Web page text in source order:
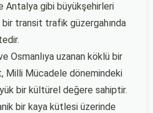
Antalya gibi büyükşehirleri
transit trafik güzergahında
Osmanlıya uzanan köklü bir
Milli Mücadele dönemindeki
bir kültürel değere sahiptir.
bir kaya kütlesi üzerinde